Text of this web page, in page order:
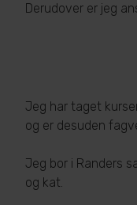
Derudover er jeg
Jeg har taget
og er desuden
Jeg bor i Randers
og kat.